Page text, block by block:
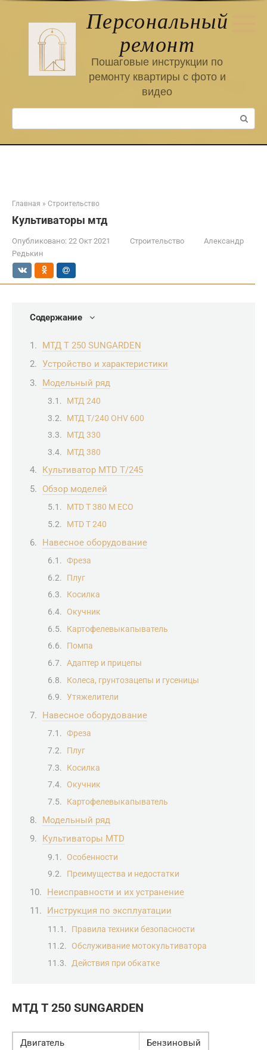
Персональный
ремонт
Пошаговые инструкции по
ремонту квартиры с фото и
видео
Поиск:
Главная » Строительство
Культиваторы мтд
Опубликовано: 22 Окт 2021 Строительство
Александр
Редькин
Содержание
МТД Т 250 SUNGARDEN
Устройство и характеристики
Модельный ряд
МТД 240
МТД Т/240 OHV 600
МТД 330
МТД 380
Культиватор MTD T/245
Обзор моделей
MTD T 380 M ECO
MTD T 240
Навесное оборудование
Фреза
Плуг
Косилка
Окучник
Картофелевыкапыватель
Помпа
Адаптер и прицепы
Колеса, грунтозацепы и гусеницы
Утяжелители
Навесное оборудование
Фреза
Плуг
Косилка
Окучник
Картофелевыкапыватель
Модельный ряд
Культиваторы MTD
Особенности
Преимущества и недостатки
Неисправности и их устранение
Инструкция по эксплуатации
Правила техники безопасности
Обслуживание мотокультиватора
Действия при обкатке
МТД Т 250 SUNGARDEN
Двигатель
Бензиновый